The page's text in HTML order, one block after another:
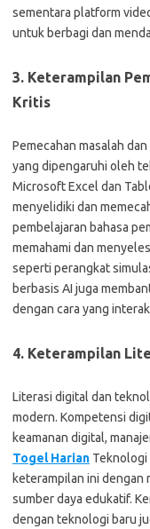
sementara platform
untuk berbagi dan
3. Keterampilan
Kritis
Pemecahan masalah
yang dipengaruhi oleh
Microsoft Excel dan
menyelidiki dan
pembelajaran bahasa
memahami dan
seperti perangkat
berbasis AI juga
dengan cara yang
4. Keterampilan
Literasi digital dan
modern. Kompetensi
keamanan digital,
Togel Harian Teknologi
keterampilan ini dengan
sumber daya edukatif.
dengan teknologi baru